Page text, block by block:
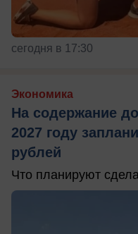
сегодня в 17:30
Экономика
На содержание
2027 году
рублей
Что планируют